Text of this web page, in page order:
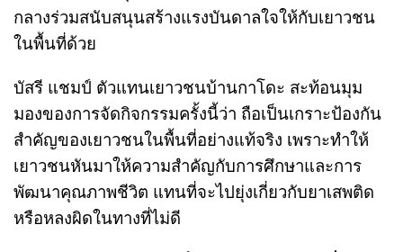
กลางร่วมสนับสนุนสร้างแรงบันดาลใจให้กับเยาวชน
ในพื้นที่ด้วย
บัสรี แชมป์ ตัวแทนเยาวชนบ้านกาโดะ สะท้อนมุม
มองของการจัดกิจกรรมครั้งนี้ว่า ถือเป็นเกราะป้องกัน
สำคัญของเยาวชนในพื้นที่อย่างแท้จริง เพราะทำให้
เยาวชนหันมาให้ความสำคัญกับการศึกษาและการ
พัฒนาคุณภาพชีวิต แทนที่จะไปยุ่งเกี่ยวกับยาเสพติด
หรือหลงผิดในทางที่ไม่ดี